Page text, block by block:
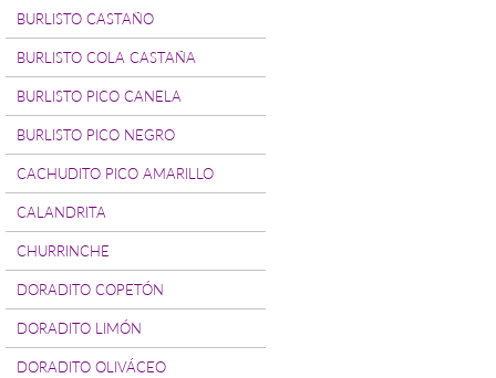
BURLISTO CASTAÑO
BURLISTO COLA CASTAÑA
BURLISTO PICO CANELA
BURLISTO PICO NEGRO
CACHUDITO PICO AMARILLO
CALANDRITA
CHURRINCHE
DORADITO COPETÓN
DORADITO LIMÓN
DORADITO OLIVÁCEO